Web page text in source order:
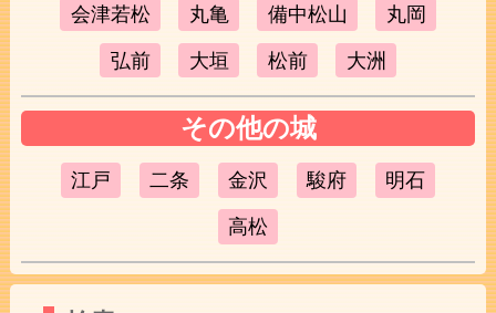
会津若松 丸亀 備中松山 丸岡
弘前 大垣 松前 大洲
その他の城
江戸 二条 金沢 駿府 明石
高松